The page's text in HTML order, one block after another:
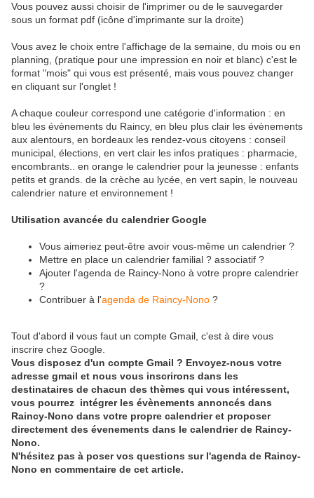
Vous pouvez aussi choisir de l'imprimer ou de le sauvegarder
sous un format pdf (icône d'imprimante sur la droite)
Vous avez le choix entre l'affichage de la semaine, du mois ou en
planning, (pratique pour une impression en noir et blanc) c'est le
format "mois" qui vous est présenté, mais vous pouvez changer
en cliquant sur l'onglet !
A chaque couleur correspond une catégorie d'information : en
bleu les évènements du Raincy, en bleu plus clair les évènements
aux alentours, en bordeaux les rendez-vous citoyens : conseil
municipal, élections, en vert clair les infos pratiques : pharmacie,
encombrants.. en orange le calendrier pour la jeunesse : enfants
petits et grands. de la crèche au lycée, en vert sapin, le nouveau
calendrier nature et environnement !
Utilisation avancée du calendrier Google
Vous aimeriez peut-être avoir vous-même un calendrier ?
Mettre en place un calendrier familial ? associatif ?
Ajouter l'agenda de Raincy-Nono à votre propre calendrier
?
Contribuer à l'agenda de Raincy-Nono ?
Tout d'abord il vous faut un compte Gmail, c'est à dire vous
inscrire chez Google.
Vous disposez d'un compte Gmail ? Envoyez-nous votre
adresse gmail et nous vous inscrirons dans les
destinataires de chacun des thèmes qui vous intéressent,
vous pourrez intégrer les évènements annoncés dans
Raincy-Nono dans votre propre calendrier et proposer
directement des évenements dans le calendrier de Raincy-
Nono.
N'hésitez pas à poser vos questions sur l'agenda de Raincy-
Nono en commentaire de cet article.